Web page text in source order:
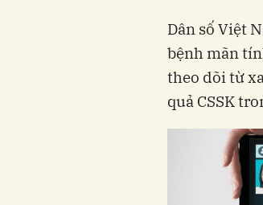
Dân số Việt
bệnh mãn
theo dõi từ
quả CSSK